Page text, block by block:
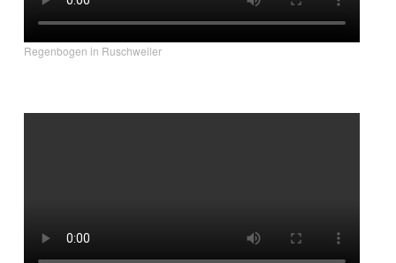
Regenbogen in Ruschweiler